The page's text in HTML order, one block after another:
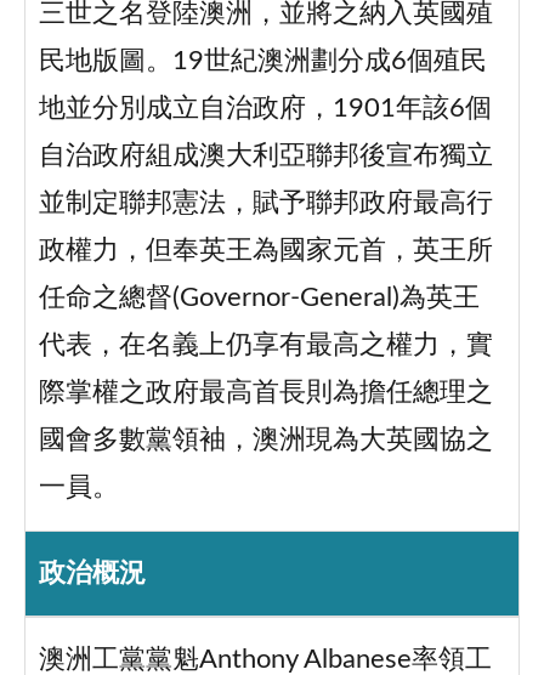
三世之名登陸澳洲，並將之納入英國殖
民地版圖。19世紀澳洲劃分成6個殖民
地並分別成立自治政府，1901年該6個
自治政府組成澳大利亞聯邦後宣布獨立
並制定聯邦憲法，賦予聯邦政府最高行
政權力，但奉英王為國家元首，英王所
任命之總督(Governor-General)為英王
代表，在名義上仍享有最高之權力，實
際掌權之政府最高首長則為擔任總理之
國會多數黨領袖，澳洲現為大英國協之
一員。
政治概況
澳洲工黨黨魁Anthony Albanese率領工